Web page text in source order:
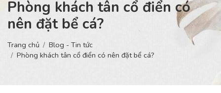
Phòng khách tân cổ điển có
nên đặt bể cá?
Trang chủ
Blog - Tin tức
Phòng khách tân cổ điển có nên đặt bể cá?